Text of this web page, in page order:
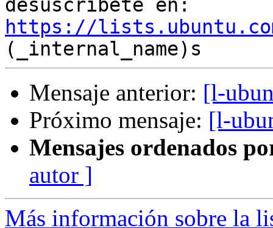
https://
Mensaje anterior: [l-
Próximo mensaje: [l-
Mensajes ordenados
autor ]
Más información sobre la